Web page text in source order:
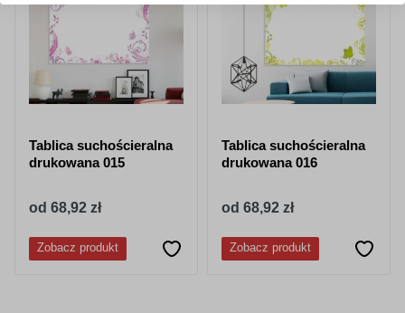
Tablica suchościeralna
drukowana 015
od 68,92 zł
Zobacz produkt
Tablica suchościeralna
drukowana 016
od 68,92 zł
Zobacz produkt